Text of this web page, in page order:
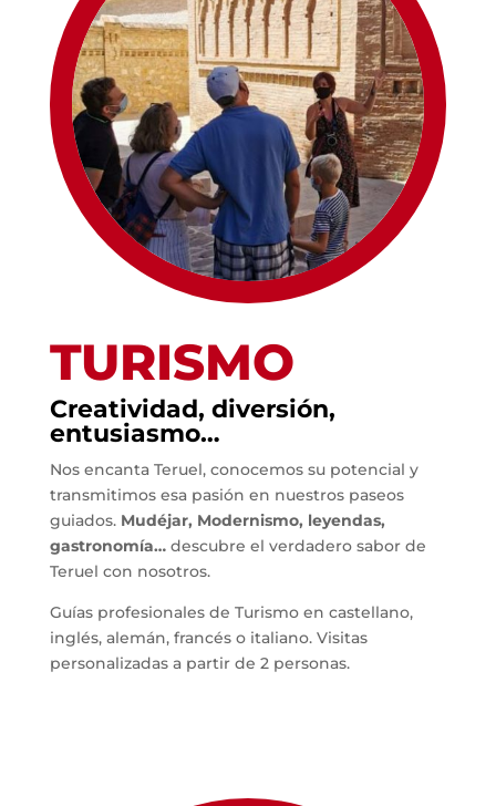
TURISMO
Creatividad, diversión,
entusiasmo…
Nos encanta Teruel, conocemos su potencial y
transmitimos esa pasión en nuestros paseos
guiados. Mudéjar, Modernismo, leyendas,
gastronomía…descubre el verdadero sabor de
Teruel con nosotros.
Guías profesionales de Turismo en castellano,
inglés, alemán, francés o italiano. Visitas
personalizadas a partir de 2 personas.